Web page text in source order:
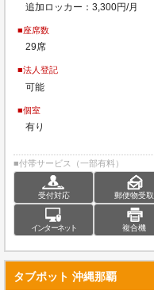
追加ロッカー：3,300円/月
■座席数
29席
■法人登記
可能
■個室
有り
■付帯サービス（一部有料）
受付対応 郵便物受取
インターネット 複合機
タブポット 沖縄那覇